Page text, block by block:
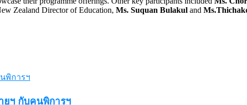
Zealand Director of Education, Ms. Suquan Bulakul and
ยฯ กับคนพิการฯ